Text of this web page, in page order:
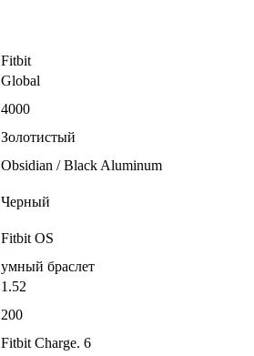
Fitbit
Global
4000
Золотистый
Obsidian / Black Aluminum
Черный
Fitbit OS
умный браслет
1.52
200
Fitbit Charge. 6